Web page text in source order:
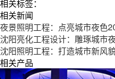
相关标签：
相关新闻
夜景照明工程：点亮城市夜色
沈阳亮化工程设计：雕琢城市
沈阳照明工程：打造城市新风
相关产品